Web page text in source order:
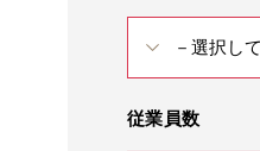
従業員数